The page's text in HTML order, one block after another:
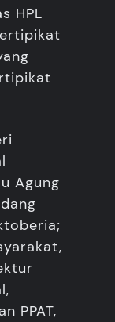
HPL
Agung
PPAT,